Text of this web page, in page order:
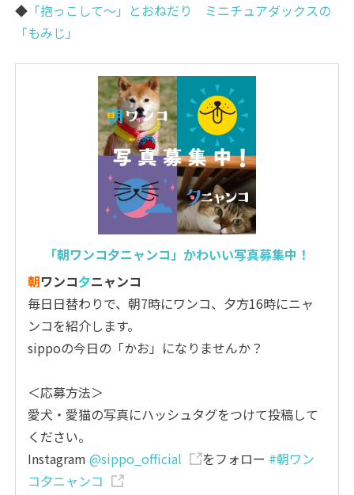
◆ 「抱っこして～」とおねだり ミニチュアダックスの
「もみじ」
「朝ワンコ夕ニャンコ」かわいい写真募集中！
朝ワンコ夕ニャンコ
毎日日替わりで、朝7時にワンコ、夕方16時にニャ
ンコを紹介します。
sippoの今日の「かお」になりませんか？
＜応募方法＞
愛犬・愛猫の写真にハッシュタグをつけて投稿して
ください。
Instagram@sippo_official をフォロー #朝ワン
コ夕ニャンコ